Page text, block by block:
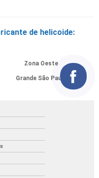
de helicoide:
Zona Oeste
Grande São Paulo